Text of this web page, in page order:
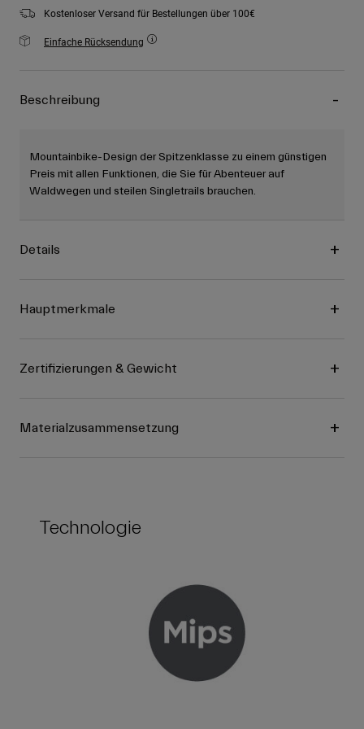
Kostenloser Versand für Bestellungen über 100€
Einfache Rücksendung
Beschreibung
Mountainbike-Design der Spitzenklasse zu einem günstigen
Preis mit allen Funktionen, die Sie für Abenteuer auf
Waldwegen und steilen Singletrails brauchen.
Details
Hauptmerkmale
Zertifizierungen & Gewicht
Materialzusammensetzung
Technologie